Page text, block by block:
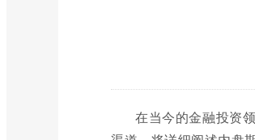
在当今的金融投资